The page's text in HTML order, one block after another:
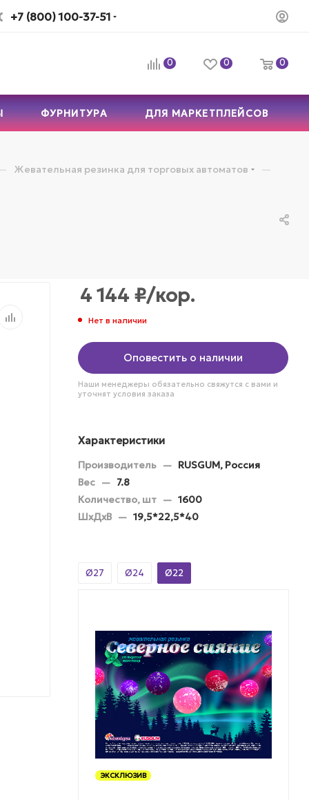
+7 (800) 100-37-51
0 0 0
ФУРНИТУРА ДЛЯ МАРКЕТПЛЕЙСОВ
Жевательная резинка для торговых автоматов —
4 144 ₽/кор.
Нет в наличии
Оповестить о наличии
Наши менеджеры обязательно свяжутся с вами и
уточнят условия заказа
Характеристики
Производитель — RUSGUM, Россия
Вес — 7.8
Количество, шт — 1600
ШхДхВ — 19,5*22,5*40
Ø27 Ø24 Ø22
ЭКСКЛЮЗИВ